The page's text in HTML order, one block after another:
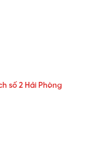
số 2 Hải Phòng